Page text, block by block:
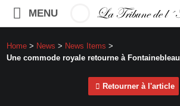
MENU
Home > News > News Items >
Une commode royale retourne à Fontainebleau
Retourner à l'article